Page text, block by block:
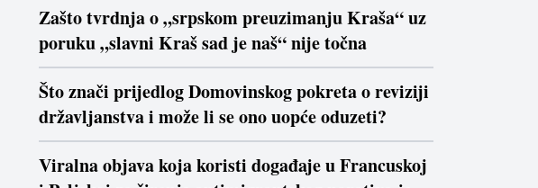
Zašto tvrdnja o „srpskom preuzimanju Kraša“ uz
poruku „slavni Kraš sad je naš“ nije točna
Što znači prijedlog Domovinskog pokreta o reviziji
državljanstva i može li se ono uopće oduzeti?
Viralna objava koja koristi događaje u Francuskoj